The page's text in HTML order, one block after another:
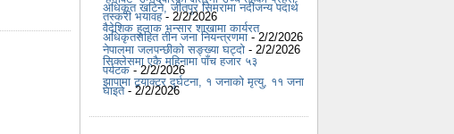
अधिकृत खटिने, जीतपुर सिमरामा नदीजन्य पदार्थ
तस्करी भयावह- 2/2/2026
वैदेशिक हुलाक भन्सार शाखामा कार्यरत
अधिकृतसहित तीन जना नियन्त्रणमा - 2/2/2026
नेपालमा जलपन्छीको सङ्ख्या घट्दो - 2/2/2026
सिक्लेसमा एकै महिनामा पाँच हजार ५३
पर्यटक - 2/2/2026
झापामा ट्र्याक्टर दुर्घटना, १ जनाको मृत्यु, ११ जना
घाइते- 2/2/2026